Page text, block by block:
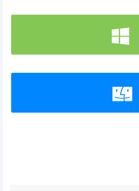

